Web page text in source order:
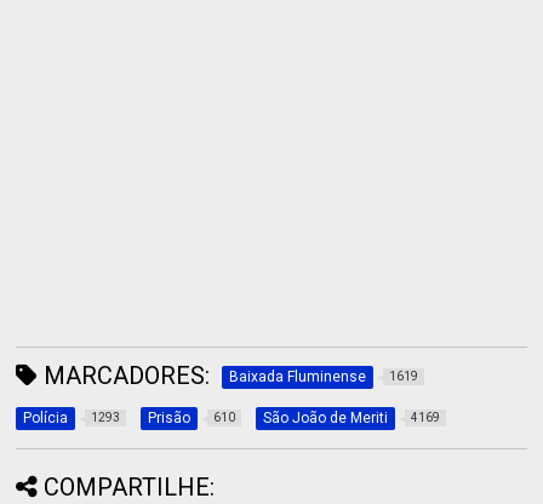
MARCADORES: Baixada Fluminense 1619
Polícia 1293 Prisão 610 São João de Meriti 4169
COMPARTILHE: